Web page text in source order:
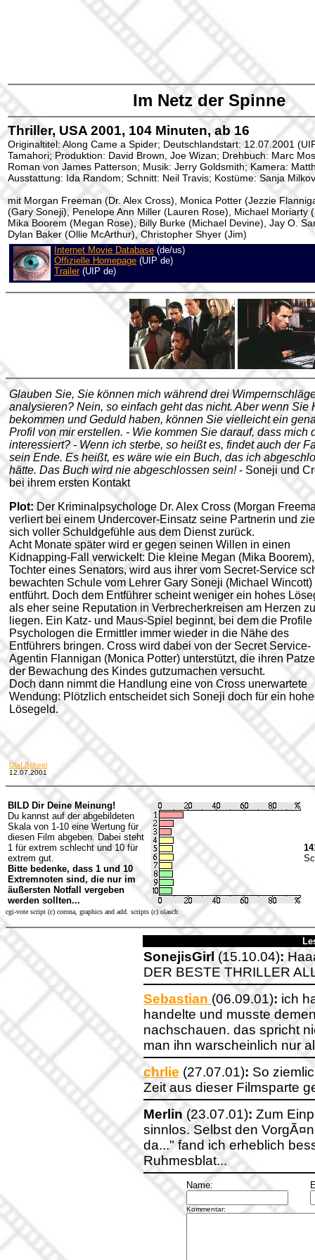
Im Netz der Spinne
Thriller, USA 2001, 104 Minuten, ab 16
Originaltitel: Along Came a Spider; Deutschlandstart: 12.07.2001
Tamahori; Produktion: David Brown, Joe Wizan; Drehbuch: Marc
Roman von James Patterson; Musik: Jerry Goldsmith; Kamera:
Ausstattung: Ida Random; Schnitt: Neil Travis; Kostüme: Sanja
mit Morgan Freeman (Dr. Alex Cross), Monica Potter (Jezzie
(Gary Soneji), Penelope Ann Miller (Lauren Rose), Michael Moriarty
Mika Boorem (Megan Rose), Billy Burke (Michael Devine), Jay O.
Dylan Baker (Ollie McArthur), Christopher Shyer (Jim)
Internet Movie Database (de/us)
Offizielle Homepage (UIP de)
Trailer(UIP de)
Glauben Sie, Sie können mich während drei
analysieren? Nein, so einfach geht das nicht. Aber wenn Sie
bekommen und Geduld haben, können Sie vielleicht ein
Profil von mir erstellen. - Wie kommen Sie darauf, dass mich
interessiert? - Wenn ich sterbe, so heißt es, findet auch der
sein Ende. Es heißt, es wäre wie ein Buch, das ich
hätte. Das Buch wird nie abgeschlossen sein!- Soneji und
bei ihrem ersten Kontakt
Plot: Der Kriminalpsychologe Dr. Alex Cross (Morgan
verliert bei einem Undercover-Einsatz seine Partnerin und
sich voller Schuldgefühle aus dem Dienst zurück.
Acht Monate später wird er gegen seinen Willen in einen
Kidnapping-Fall verwickelt: Die kleine Megan (Mika Boorem),
Tochter eines Senators, wird aus ihrer vom Secret-Service
bewachten Schule vom Lehrer Gary Soneji (Michael Wincott)
entführt. Doch dem Entführer scheint weniger ein hohes
als eher seine Reputation in Verbrecherkreisen am Herzen zu
liegen. Ein Katz- und Maus-Spiel beginnt, bei dem die Profile
Psychologen die Ermittler immer wieder in die Nähe des
Entführers bringen. Cross wird dabei von der Secret Service-
Agentin Flannigan (Monica Potter) unterstützt, die ihren
der Bewachung des Kindes gutzumachen versucht.
Doch dann nimmt die Handlung eine von Cross unerwartete
Wendung: Plötzlich entscheidet sich Soneji doch für ein
Lösegeld.
Olaf Scheel
12.07.2001
BILD Dir Deine Meinung!
Du kannst auf der abgebildeten
Skala von 1-10 eine Wertung für
diesen Film abgeben. Dabei steht
1 für extrem schlecht und 10 für
extrem gut.
Bitte bedenke, dass 1 und 10
Extremnoten sind, die nur im
äußersten Notfall vergeben
werden sollten...
cgi-vote script (c) corona, graphics and add. scripts (c) olasch
SonejisGirl (15.10.04):
DER BESTE THRILLER
Sebastian (06.09.01): ich
handelte und musste
nachschauen. das spricht
man ihn warscheinlich nur
chrlie (27.07.01): So
Zeit aus dieser Filmsparte
Merlin (23.07.01): Zum
sinnlos. Selbst den
da..." fand ich erheblich
Ruhmesblat...
Name:
Kommentar: